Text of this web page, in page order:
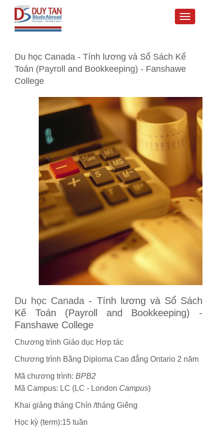
Toggle
Du học Canada - Tính lương và Sổ Sách Kế
Toán (Payroll and Bookkeeping) - Fanshawe
College
Du học Canada - Tính lương và Sổ Sách
Kế Toán (Payroll and Bookkeeping) -
Fanshawe College
Chương trình Giáo dục Hợp tác
Chương trình Bằng Diploma Cao đẳng Ontario 2 năm
Mã chương trình: BPB2
Mã Campus: LC (LC - London Campus)
Khai giảng tháng Chín /tháng Giêng
Học kỳ (term):15 tuần